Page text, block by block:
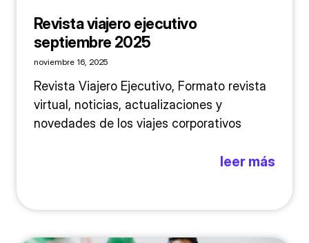
Revista viajero ejecutivo
septiembre 2025
noviembre 16, 2025
Revista Viajero Ejecutivo, Formato revista
virtual, noticias, actualizaciones y
novedades de los viajes corporativos
leer más